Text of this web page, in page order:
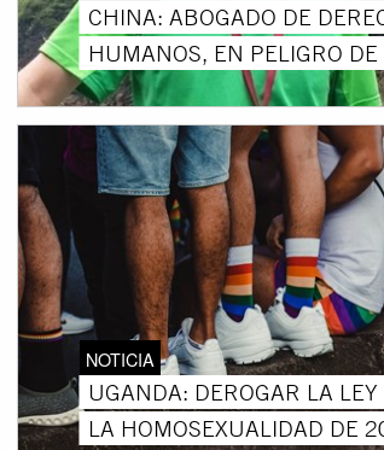
CHINA: ABOGADO DE
HUMANOS, EN PELIGRO
NOTICIA
UGANDA: DEROGAR LA
LA HOMOSEXUALIDAD DE